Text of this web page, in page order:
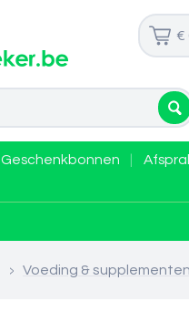
€
Geschenkbonnen
> Voeding &